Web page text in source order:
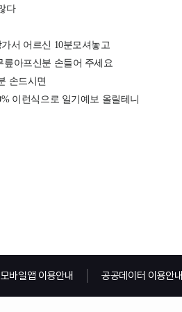
모바일앱 이용안내 공공데이터 이용안내